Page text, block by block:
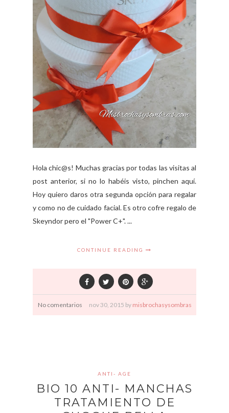
Hola chic@s! Muchas gracias por todas las visitas al
post anterior, si no lo habéis visto, pinchen aquí.
Hoy quiero daros otra segunda opción para regalar
y como no de cuidado facial. Es otro cofre regalo de
Skeyndor pero el "Power C+". ...
CONTINUE READING
No comentarios nov30, 2015 by misbrochasysombras
ANTI- AGE
BIO 10 ANTI- MANCHAS
TRATAMIENTO DE